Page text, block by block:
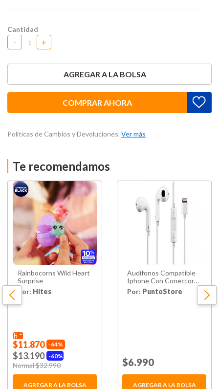
Cantidad
- +
AGREGAR A LA BOLSA
COMPRAR AHORA
Políticas de Cambios y Devoluciones. Ver más
Te recomendamos
Rainbocorns Wild Heart
Surprise
Por: Hites
64%
$11.870
60%
$13.190
Price reduced from
Normal $32.990
AGREGAR A LA BOLSA
Audífonos Compatible
Iphone Con Conector
Lightning Blanco - Ps
Por: PuntoStore
Price reduced from
$6.990
AGREGAR A LA BOLSA